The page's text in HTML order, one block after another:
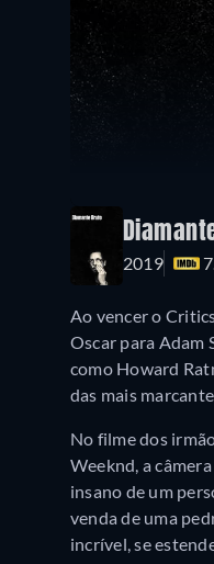
2019
Ao vencer o
Oscar para Adam
como Howard
das mais
No filme dos
Weeknd, a
insano de um
venda de uma
incrível, se